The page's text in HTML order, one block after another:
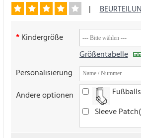
|
Kindergröße
Größentabelle
Personalisierung
Andere optionen
Sleeve